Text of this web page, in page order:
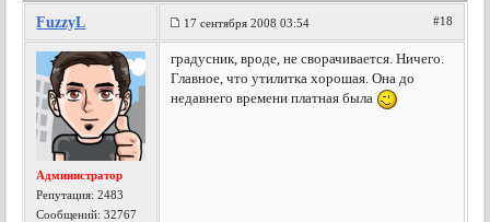
FuzzyL 17 сентября 2008 03:54 #18
Администратор
Репутация:2483
Сообщений: 32767
градусник, вроде, не сворачивается. Ничего.
Главное, что утилитка хорошая. Она до
недавнего времени платная была